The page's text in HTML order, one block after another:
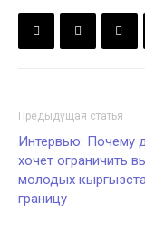
Предыдущая статья
Интервью: Почему
хочет ограничить
молодых
границу